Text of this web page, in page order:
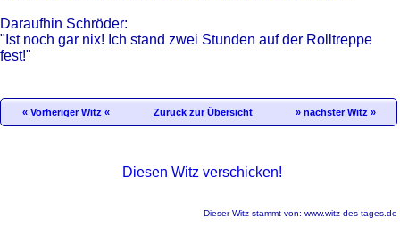
Daraufhin Schröder:
"Ist noch gar nix! Ich stand zwei Stunden auf der Rolltreppe
fest!"
« Vorheriger Witz « Zurück zur Übersicht » nächster Witz »
Diesen Witz verschicken!
Dieser Witz stammt von: www.witz-des-tages.de